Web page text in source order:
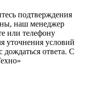
подтверждения
наш менеджер
или телефону
уточнения условий
дождаться ответа. С